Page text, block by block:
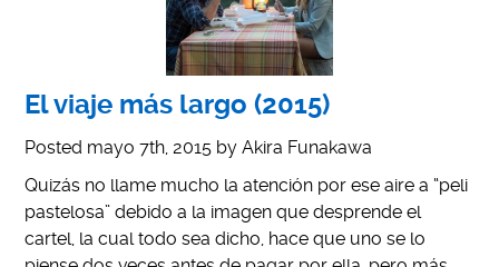
El viaje más largo (2015)
Posted mayo 7th, 2015 byAkira Funakawa
Quizás no llame mucho la atención por ese aire a “peli
pastelosa” debido a la imagen que desprende el
cartel, la cual todo sea dicho, hace que uno se lo